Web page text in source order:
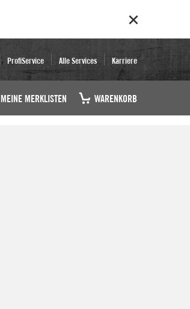
ProfiService Alle Services Karriere
MEINE MERKLISTEN WARENKORB